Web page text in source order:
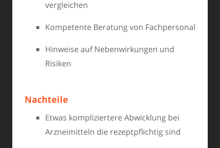
vergleichen
Kompetente Beratung von Fachpersonal
Hinweise auf Nebenwirkungen und
Risiken
Nachteile
Etwas kompliziertere Abwicklung bei
Arzneimitteln die rezeptpflichtig sind